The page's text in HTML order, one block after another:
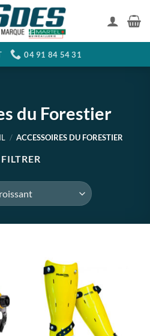
04 91 84 54 31
du Forestier
/ ACCESSOIRES DU FORESTIER
FILTRER